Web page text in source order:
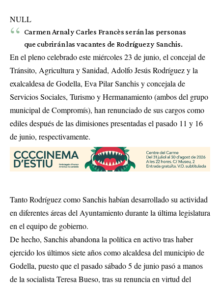
NULL
Carmen Arnal y Carles Francès serán las personas
que cubrirán las vacantes de Rodríguez y Sanchis.
En el pleno celebrado este miércoles 23 de junio, el concejal de
Tránsito, Agricultura y Sanidad, Adolfo Jesús Rodríguez y la
exalcaldesa de Godella, Eva Pilar Sanchis y concejala de
Servicios Sociales, Turismo y Hermanamiento (ambos del grupo
municipal de Compromís), han renunciado de sus cargos como
ediles después de las dimisiones presentadas el pasado 11 y 16
de junio, respectivamente.
Tanto Rodríguez como Sanchis habían desarrollado su actividad
en diferentes áreas del Ayuntamiento durante la última legislatura
en el equipo de gobierno.
De hecho, Sanchis abandona la política en activo tras haber
ejercido los últimos siete años como alcaldesa del municipio de
Godella, puesto queel pasado sábado 5 de junio pasó a manos
de la socialista Teresa Bueso, tras su renuncia en virtud del